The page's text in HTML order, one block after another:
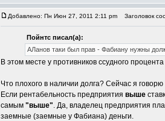
Добавлено: Пн Июн 27, 2011 2:11 pm Заголовок
Пойнтс писал(а):
АЛанов таки был прав - Фабиану нужны
В этом месте у противников ссудного
Что плохого в наличии долга? Сейчас я
Если рентабельность предприятия выше
самым "выше". Да, владелец предприятия
заемные (заемные у Фабиана) деньги.